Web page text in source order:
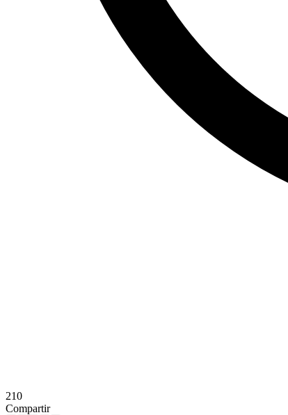
210
Compartir